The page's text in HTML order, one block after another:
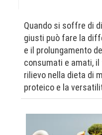
Quando si soffre di
giusti può fare la
e il prolungamento
consumati e amati,
rilievo nella dieta di
proteico e la